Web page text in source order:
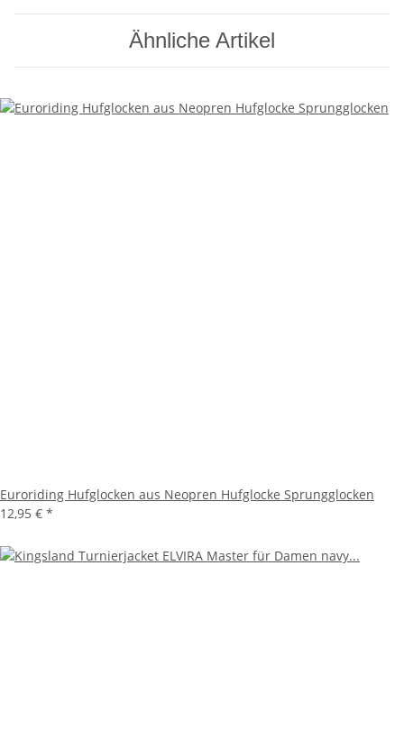
Ähnliche Artikel
Euroriding Hufglocken aus Neopren Hufglocke Sprungglocken
12,95 € *